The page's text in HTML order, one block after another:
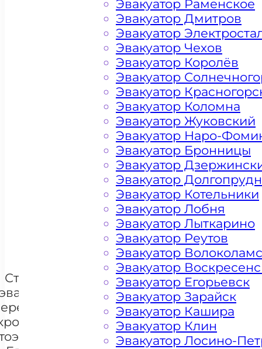
Цена от 4500 рублей
+ 100 РУБЛЕЙ ЗА КИЛОМЕТР
Стоимость
и
+7 985 222 99 01
Эвакуатор Раменское
Эвакуатор Дмитров
Эвакуатор
Эвакуатор Чехов
Эвакуатор Королёв
Эвакуатор
Эвакуатор
Эвакуатор Коломна
Эвакуатор Жуковский
Эвакуатор Наро-
Эвакуатор Бронницы
Эвакуатор
Эвакуатор
Эвакуатор Котельники
Эвакуатор Лобня
Эвакуатор Лыткарино
Эвакуатор Реутов
Эвакуатор
Эвакуатор
Эвакуатор Егорьевск
Эвакуатор Зарайск
Эвакуатор Кашира
Эвакуатор Клин
Эвакуатор Лосино-